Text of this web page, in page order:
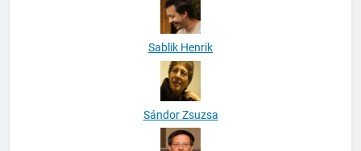
Sablik Henrik
Sándor Zsuzsa